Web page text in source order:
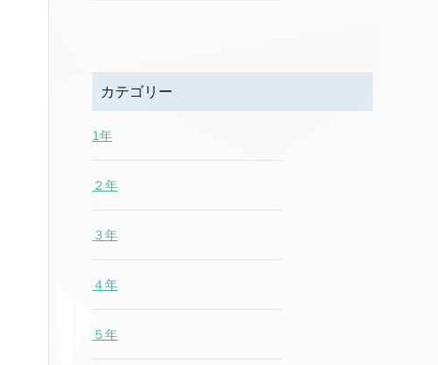
カテゴリー
1年
２年
３年
４年
５年